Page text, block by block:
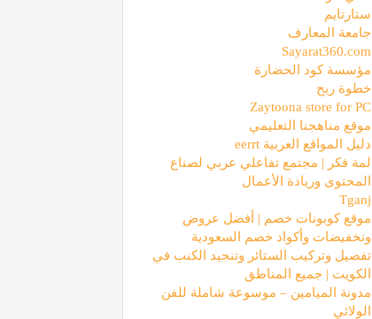
ستارتايم
جامعة المعارف
Sayarat360.com
مؤسسة كود الحضارة
خطوة ربح
Zaytoona store for PC
موقع مناهجنا التعليمي
دليل المواقع العربية eerrt
لمة فكر | مجتمع تفاعلي عربي لصناع
المحتوى وريادة الأعمال
Tganj
موقع كوبونات خصم | أفضل عروض
وتخفيضات وأكواد خصم السعودية
تفصيل وتركيب الستائر وتنجيد الكنب في
الكويت | جميع المناطق
مدونة الميامين – موسوعة شاملة للفن
الولائي